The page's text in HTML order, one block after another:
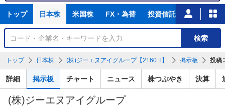
サ
トップ 日本株 米国株 FX・為替 投資信託 ニュース
銘
検
索
検索
トップ 日本株 (株)ジーエヌアイグループ【2160.T】 掲示板 投稿
詳細 掲示板 チャート ニュース 株つぶやき 決算
(株)ジーエヌアイグループ